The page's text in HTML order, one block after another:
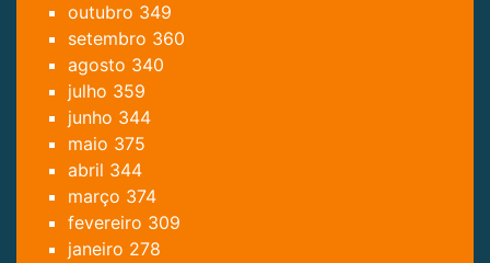
outubro 349
setembro 360
agosto 340
julho 359
junho 344
maio 375
abril 344
março 374
fevereiro 309
janeiro 278